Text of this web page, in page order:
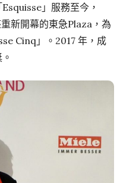
」服務至今，
新開幕的東急Plaza，為
Cinq」。2017 年，成